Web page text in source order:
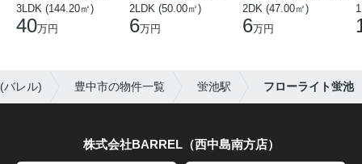
3LDK (144.20㎡)
40万円
2LDK (50.00㎡)
6万円
2DK (47.00㎡)
6万円
バレル) 豊中市の物件一覧 蛍池駅 フローライト蛍池
株式会社BARREL（西中島南方店）